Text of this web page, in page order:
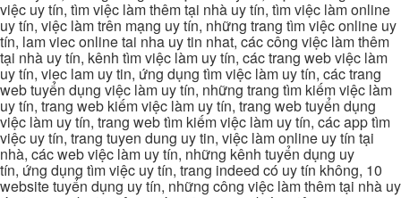
việc uy tín, tìm việc làm thêm tại nhà uy tín, tìm việc làm online
uy tín, việc làm trên mạng uy tín, những trang tìm việc online uy
tín, lam viec online tai nha uy tin nhat, các công việc làm thêm
tại nhà uy tín, kênh tìm việc làm uy tín, các trang web việc làm
uy tín, viec lam uy tin, ứng dụng tìm việc làm uy tín, các trang
web tuyển dụng việc làm uy tín, những trang tìm kiếm việc làm
uy tín, trang web kiếm việc làm uy tín, trang web tuyển dụng
việc làm uy tín, trang web tìm kiếm việc làm uy tín, các app tìm
việc uy tín, trang tuyen dung uy tin, việc làm online uy tín tại
nhà, các web việc làm uy tín, những kênh tuyển dụng uy
tín, ứng dụng tìm việc uy tín, trang indeed có uy tín không, 10
website tuyển dụng uy tín, những công việc làm thêm tại nhà uy